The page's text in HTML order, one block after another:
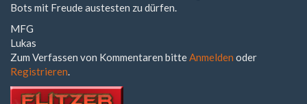
Bots mit Freude austesten zu dürfen.
MFG
Lukas
Zum Verfassen von Kommentaren bitteAnmelden oder
Registrieren.